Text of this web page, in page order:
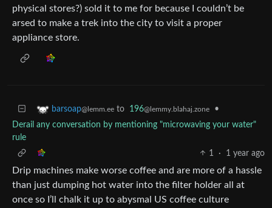
physical stores?) sold it to me for because I couldn’t be
arsed to make a trek into the city to visit a proper
appliance store.
barsoap@lemm.ee to 196@lemmy.blahaj.zone
•
Derail any conversation by mentioning "microwaving your water"
rule
1
· 1 year ago
Drip machines make worse coffee and are more of a hassle
than just dumping hot water into the filter holder all at
once so I’ll chalk it up to abysmal US coffee culture